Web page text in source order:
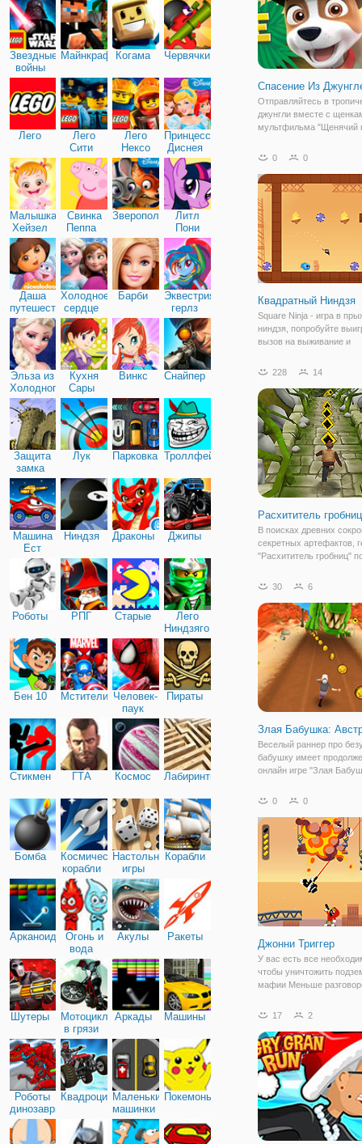
Звездные
войны
МайнкрафтКогама Червячки
Лего
Лего
Сити
Лего
Нексо
Найтс
Принцессы
Диснея
Малышка
Хейзел
Свинка
Пеппа
Зверополис
Литл
Пони
Дружба
Даша
путешественница
Холодное
сердце
Барби
Эквестрия
герлз
Эльза из
Холодного
сердца
Кухня
Сары
Винкс Снайпер
Защита
замка
Лук Парковка Троллфейс
Машина
Ест
Машину
Ниндзя Драконы Джипы
Роботы РПГ Старые
Лего
Ниндзяго
Бен 10 Мстители Человек-
паук
Пираты
Стикмен ГТА Космос Лабиринты
Бомба
Космические
корабли
Настольные
игры
Корабли
Арканоид
Огонь и
вода
Акулы Ракеты
Шутеры
Мотоциклы
в грязи
Аркады Машины
Роботы
динозавры
КвадроциклыМаленькие
машинки
Покемоны
Спасение Из
Отправляйтесь в
джунгли вместе с
мультфильма "Щенячий
патруль:Спасение Из
мальчик, который
команды и в
0 0
Квадратный Ниндзя
Square Ninja - игра в
ниндзя, попробуйте
вызов на выживание и
Когда вы станете
многими игровыми
опасными ловушками.
228 14
Расхититель гробниц
В поисках древних
секретных артефактов,
"Расхититель гробниц"
разгадка и поиски
нашел место
осталось
30 6
Злая Бабушка:
Веселый раннер про
бабушку имеет
онлайн игре "Злая
и популярных флеш игр
геймерами с разных
страны. По сюжету,
0 0
Джонни Триггер
У вас есть все
чтобы уничтожить
мафии Меньше
17
2